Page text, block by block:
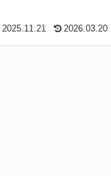
2025.11.21 2026.03.20